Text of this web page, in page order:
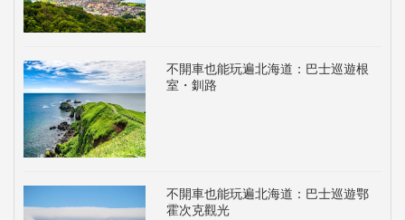
不開車也能玩遍北海道：巴士巡遊根
室・釧路
不開車也能玩遍北海道：巴士巡遊鄂
霍次克觀光